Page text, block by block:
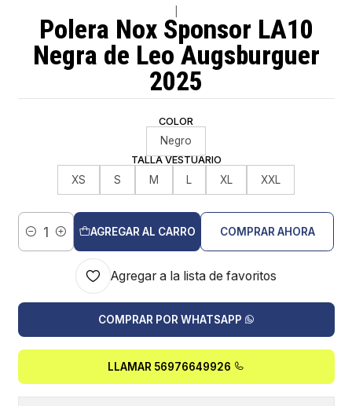
Polera Nox Sponsor LA10
Negra de Leo Augsburguer
2025
COLOR
Negro
TALLA VESTUARIO
XS S M L XL XXL
Cantidad
AGREGAR AL CARRO COMPRAR AHORA
Agregar a la lista de favoritos
COMPRAR POR WHATSAPP
LLAMAR 56976649926